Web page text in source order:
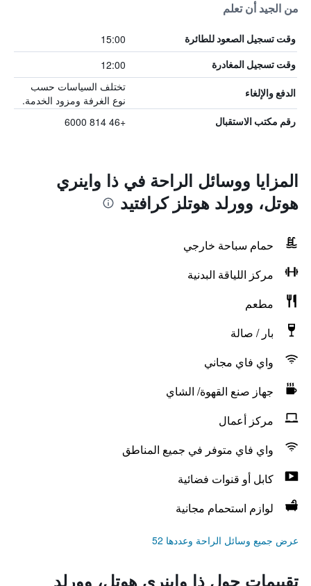
من الجيد أن تعلم
وقت تسجيل الصعود للطائرة 15:00
وقت تسجيل المغادرة 12:00
الدفع والإلغاء
تختلف السياسات حسب
نوع الغرفة ومزود الخدمة.
رقم مكتب الاستقبال +46 814 6000
المزايا ووسائل الراحة في ذا واينري
هوتل، وورلد هوتلز كرافتيد
حمام سباحة خارجي
مركز اللياقة البدنية
مطعم
بار / صالة
واي فاي مجاني
جهاز صنع القهوة/ الشاي
مركز أعمال
واي فاي متوفر في جميع المناطق
كابل أو قنوات فضائية
لوازم استحمام مجانية
عرض جميع وسائل الراحة وعددها 52
تقييمات حول ذا واينري هوتل، وورلد